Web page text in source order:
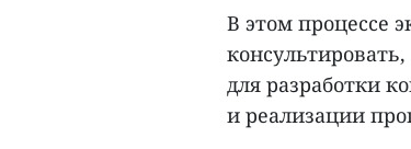
В этом процессе
для разработки
и реализации